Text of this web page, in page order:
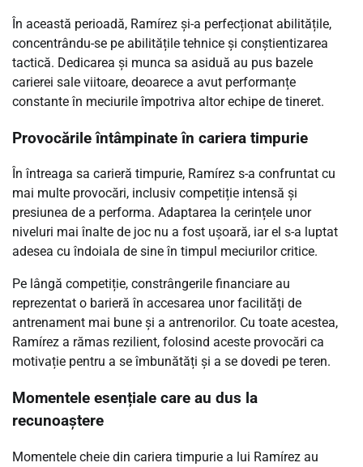
În această perioadă, Ramírez și-a perfecționat abilitățile,
concentrându-se pe abilitățile tehnice și conștientizarea
tactică. Dedicarea și munca sa asiduă au pus bazele
carierei sale viitoare, deoarece a avut performanțe
constante în meciurile împotriva altor echipe de tineret.
Provocările întâmpinate în cariera timpurie
În întreaga sa carieră timpurie, Ramírez s-a confruntat cu
mai multe provocări, inclusiv competiție intensă și
presiunea de a performa. Adaptarea la cerințele unor
niveluri mai înalte de joc nu a fost ușoară, iar el s-a luptat
adesea cu îndoiala de sine în timpul meciurilor critice.
Pe lângă competiție, constrângerile financiare au
reprezentat o barieră în accesarea unor facilități de
antrenament mai bune și a antrenorilor. Cu toate acestea,
Ramírez a rămas rezilient, folosind aceste provocări ca
motivație pentru a se îmbunătăți și a se dovedi pe teren.
Momentele esențiale care au dus la
recunoaștere
Momentele cheie din cariera timpurie a lui Ramírez au